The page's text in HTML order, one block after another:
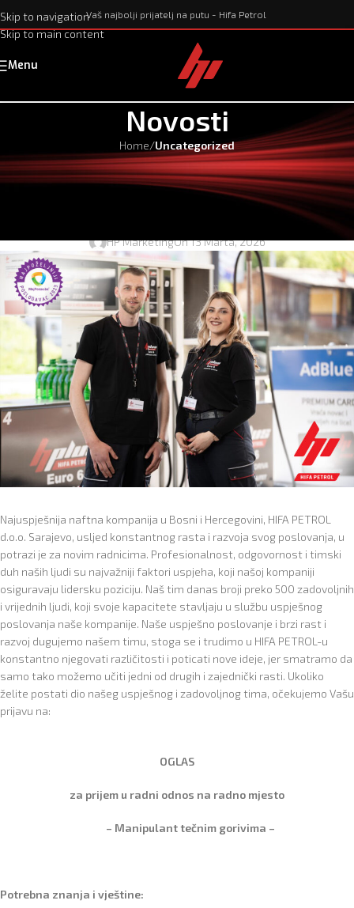
Skip to navigation
Skip to main content
Vaš najbolji prijatelj na putu - Hifa Petrol
Menu
Novosti
Home/Uncategorized
UNCATEGORIZED
Oglas za posao: Manipulant tečnim
HP MarketingOn 13 Marta, 2026
Najuspješnija naftna kompanija u Bosni i Hercegovini, HIFA PETROL
d.o.o. Sarajevo, usljed konstantnog rasta i razvoja svog poslovanja, u
potrazi je za novim radnicima. Profesionalnost, odgovornost i timski
duh naših ljudi su najvažniji faktori uspjeha, koji našoj kompaniji
osiguravaju lidersku poziciju. Naš tim danas broji preko 500 zadovoljnih
i vrijednih ljudi, koji svoje kapacitete stavljaju u službu uspješnog
poslovanja naše kompanije. Naše uspješno poslovanje i brzi rast i
razvoj dugujemo našem timu, stoga se i trudimo u HIFA PETROL-u
konstantno njegovati različitosti i poticati nove ideje, jer smatramo da
samo tako možemo učiti jedni od drugih i zajednički rasti. Ukoliko
želite postati dio našeg uspješnog i zadovoljnog tima, očekujemo Vašu
prijavu na:
OGLAS
za prijem u radni odnos na radno mjesto
– Manipulant tečnim gorivima –
Potrebna znanja i vještine: